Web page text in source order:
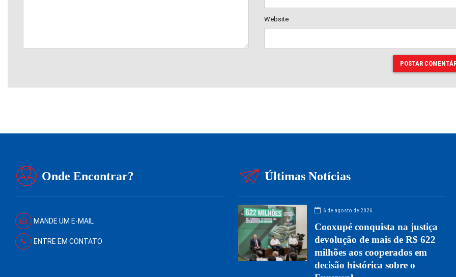
Website
POSTAR
Onde Encontrar?
MANDE UM E-MAIL
ENTRE EM CONTATO
Últimas Notícias
6 de agosto de 2026
Cooxupé conquista na justiça
devolução de mais de R$ 622
milhões aos cooperados em
decisão histórica sobre o